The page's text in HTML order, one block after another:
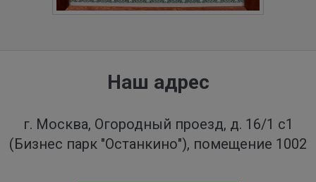
Наш адрес
г. Москва, Огородный проезд, д. 16/1 с1
(Бизнес парк "Останкино"), помещение 1002